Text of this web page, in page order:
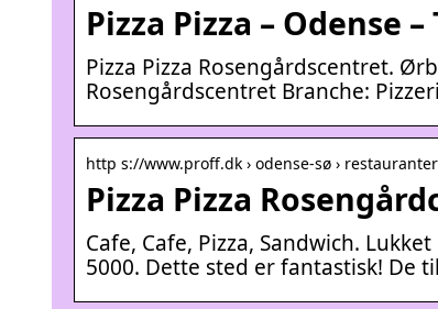
Pizza Pizza – Odense
Pizza Pizza Rosengårdscentret.
Rosengårdscentret Branche:
http s://www.proff.dk › odense-sø ›
Pizza Pizza
Cafe, Cafe, Pizza, Sandwich.
5000. Dette sted er fantastisk! De